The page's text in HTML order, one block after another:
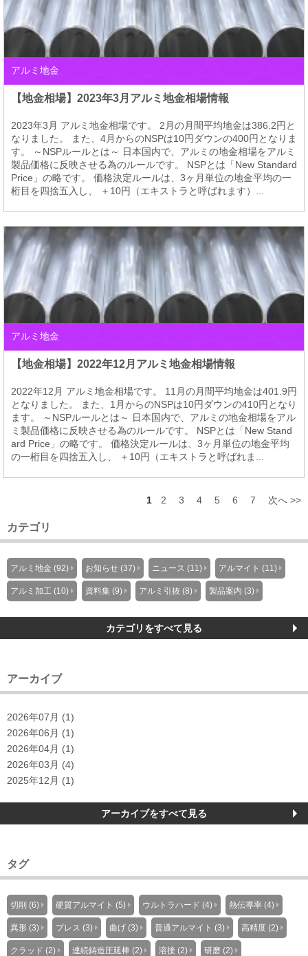
アルミ地金
【地金相場】2023年3月アルミ地金相場情報
2023年3月 アルミ地金相場です。 2月の月間平均地金は386.2円と
なりました。 また、4月からのNSPは10円ダウンの400円となりま
す。 ～NSPルールとは～ 日本国内で、アルミの地金相場をアルミ
製品価格に反映させる為のルールです。 NSPとは「New Standard
Price」の略です。 価格決定ルールは、3ヶ月単位の地金平均の一
桁目を四捨五入し、 ＋10円（エキストラと呼ばれます）...
アルミ地金
【地金相場】2022年12月アルミ地金相場情報
2022年12月 アルミ地金相場です。 11月の月間平均地金は401.9円
となりました。 また、1月からのNSPは10円ダウンの410円となり
ます。 ～NSPルールとは～ 日本国内で、アルミの地金相場をアル
ミ製品価格に反映させる為のルールです。 NSPとは「New Stand
ard Price」の略です。 価格決定ルールは、3ヶ月単位の地金平均
の一桁目を四捨五入し、 ＋10円（エキストラと呼ばれま...
1 2 3 4 5 6 7 次へ >>
カテゴリ
アルミ地金 (92) お知らせ (37) ニュース (11) アルマイト (11)
アルミ加工 (10) 資料集 (9) アルミ引抜 (8) 製品案内 (3)
カテゴリをすべて見る
アーカイブ
2026年07月 (1)
2026年06月 (1)
2026年04月 (1)
2026年03月 (4)
2025年12月 (1)
アーカイブをすべて見る
タグ
切削 (6) 硬質アルマイト (5) ウルトラハード (4) 熱伝導率 (4)
異形 (3) プレス (3) 曲げ (3) 普通アルマイト (3) 高精度 (2)
クラッド (2) 連続鋳造圧延棒 (2) 溶接 (2) 研磨 (2)